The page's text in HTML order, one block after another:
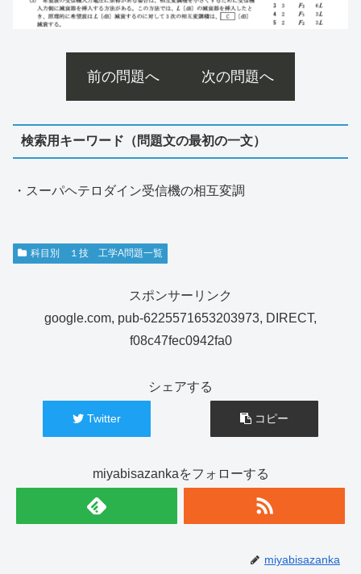
前の問題へ 次の問題へ
検索用キーワード（問題文の最初の一文）
・スーパヘテロダイン受信機の相互変調
科目別 １技 工学A問題一覧
スポンサーリンク
google.com, pub-6225571653203973, DIRECT,
f08c47fec0942fa0
シェアする
Twitter コピー
miyabisazankaをフォローする
miyabisazanka